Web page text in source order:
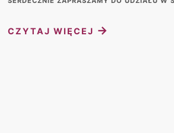
CZYTAJ WIĘCEJ →